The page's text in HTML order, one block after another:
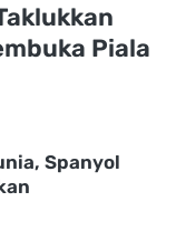
Piala
Spanyol